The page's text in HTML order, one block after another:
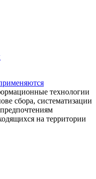
технологии
сбора, систематизации
на территории